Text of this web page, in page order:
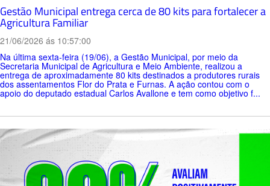
Gestão Municipal entrega cerca de 80 kits para fortalecer a
Agricultura Familiar
21/06/2026 ás 10:57:00
Na última sexta-feira (19/06), a Gestão Municipal, por meio da
Secretaria Municipal de Agricultura e Meio Ambiente, realizou a
entrega de aproximadamente 80 kits destinados a produtores rurais
dos assentamentos Flor do Prata e Furnas. A ação contou com o
apoio do deputado estadual Carlos Avallone e tem como objetivo f...